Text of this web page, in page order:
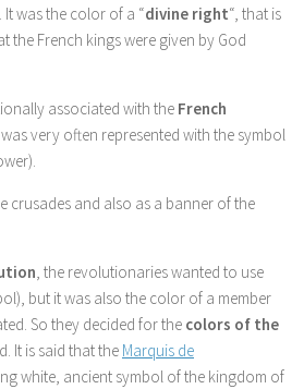
was the color of a “divine right“, that is
the French kings were given by God
associated with the French
very often represented with the symbol
crusades and also as a banner of the
, the revolutionaries wanted to use
but it was also the color of a member
So they decided for the colors of the
It is said that the Marquis de
white, ancient symbol of the kingdom of